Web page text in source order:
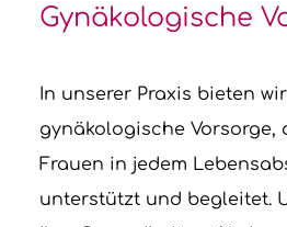
Gynäkologische
In unserer Praxis bieten
gynäkologische Vorsorge,
Frauen in jedem
unterstützt und begleitet.